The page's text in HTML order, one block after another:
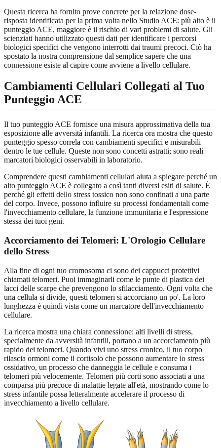
Questa ricerca ha fornito prove concrete per la relazione dose-
risposta identificata per la prima volta nello Studio ACE: più alto è il
punteggio ACE, maggiore è il rischio di vari problemi di salute. Gli
scienziati hanno utilizzato questi dati per identificare i percorsi
biologici specifici che vengono interrotti dai traumi precoci. Ciò ha
spostato la nostra comprensione dal semplice sapere che una
connessione esiste al capire come avviene a livello cellulare.
Cambiamenti Cellulari Collegati al Tuo
Punteggio ACE
Il tuo punteggio ACE fornisce una misura approssimativa della tua
esposizione alle avversità infantili. La ricerca ora mostra che questo
punteggio spesso correla con cambiamenti specifici e misurabili
dentro le tue cellule. Queste non sono concetti astratti; sono reali
marcatori biologici osservabili in laboratorio.
Comprendere questi cambiamenti cellulari aiuta a spiegare perché un
alto punteggio ACE è collegato a così tanti diversi esiti di salute. È
perché gli effetti dello stress tossico non sono confinati a una parte
del corpo. Invece, possono influire su processi fondamentali come
l'invecchiamento cellulare, la funzione immunitaria e l'espressione
stessa dei tuoi geni.
Accorciamento dei Telomeri: L'Orologio Cellulare
dello Stress
Alla fine di ogni tuo cromosoma ci sono dei cappucci protettivi
chiamati telomeri. Puoi immaginarli come le punte di plastica dei
lacci delle scarpe che prevengono lo sfilacciamento. Ogni volta che
una cellula si divide, questi telomeri si accorciano un po'. La loro
lunghezza è quindi vista come un marcatore dell'invecchiamento
cellulare.
La ricerca mostra una chiara connessione: alti livelli di stress,
specialmente da avversità infantili, portano a un accorciamento più
rapido dei telomeri. Quando vivi uno stress cronico, il tuo corpo
rilascia ormoni come il cortisolo che possono aumentare lo stress
ossidativo, un processo che danneggia le cellule e consuma i
telomeri più velocemente. Telomeri più corti sono associati a una
comparsa più precoce di malattie legate all'età, mostrando come lo
stress infantile possa letteralmente accelerare il processo di
invecchiamento a livello cellulare.